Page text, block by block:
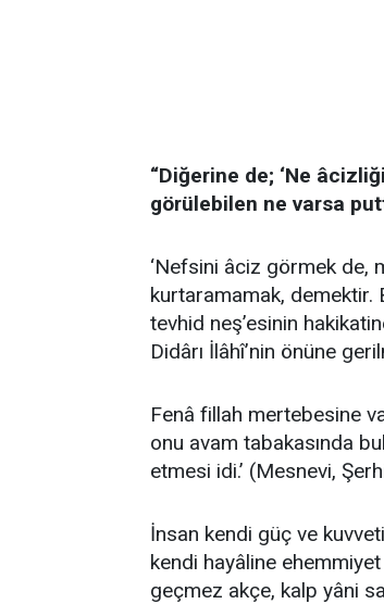
“Diğerine de; ‘Ne
görülebilen ne varsa
‘Nefsini âciz görmek de,
kurtaramamak, demektir.
tevhid neş’esinin
Didârı İlâhî’nin önüne
Fenâ fillah mertebesine
onu avam tabakasında
etmesi idi.’ (Mesnevi,
İnsan kendi güç ve
kendi hayâline
geçmez akçe, kalp yâni